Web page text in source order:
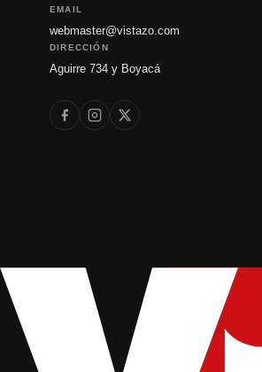
EMAIL
webmaster@vistazo.com
DIRECCIÓN
Aguirre 734 y Boyacá